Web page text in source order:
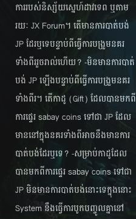
ការ​របស់​និស្ស័យស្នេហ៍​ដាវ​ទេព ឬ​តាម​
រយៈ JX Forum។ តើ​មាន​ការ​បាត់​បង់​
JP ដែរ​ឬ​ទេ​បន្ទាប់​ពី​​ធ្វើ​ការ​បង្រួម​នគរ​
ទាំង​ពីរ​រួច​រាល់​ហើយ? -មិន​មាន​ការ​បាត់​
បង់​ JP ឡើង​បន្ទាប់​ពី​ធ្វើ​ការ​បង្រួម​នគរ​
ទាំង​ពីរ។ តើ​កាដូ (Gift) ដែល​បាន​មក​ពី​
ការ​​ផ្ទេរ sabay coins ទៅ​ជា JP ដែល​
មាន​នៅ​ក្នុង​នគរ​ទាំង​ពី​អាច​នឹង​មាន​ការ​
បាត់​បង់​ដែរ​ឬ​ទេ​? -សម្រាប់​កាដូ​ដែល​
បាន​មក​ពី​ការ​ផ្ទេរ​ sabay coins ទៅ​ជា
JP មិន​មាន​ការ​បាត់​បង់​នោះ​ទេ​​ក្នុង​នោះ
System នឹង​ធ្វើ​ការ​បូក​បញ្ចូល​គ្នា​នៅ​